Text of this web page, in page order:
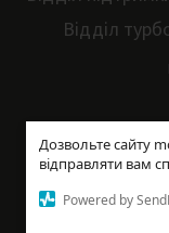
Дозвольте сайту
відправляти вам
Powered by
Відділ